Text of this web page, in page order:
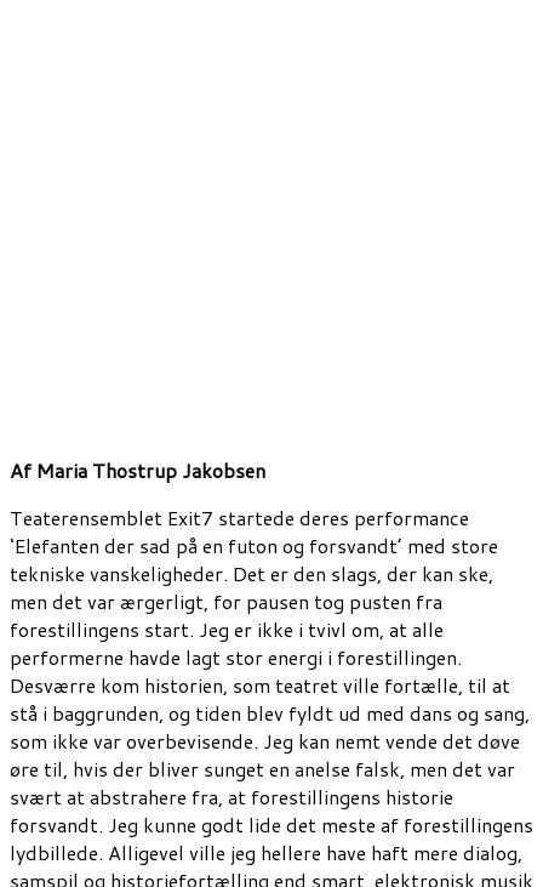
Af Maria Thostrup Jakobsen
Teaterensemblet Exit7 startede deres performance
‘Elefanten der sad på en futon og forsvandt’ med store
tekniske vanskeligheder. Det er den slags, der kan ske,
men det var ærgerligt, for pausen tog pusten fra
forestillingens start. Jeg er ikke i tvivl om, at alle
performerne havde lagt stor energi i forestillingen.
Desværre kom historien, som teatret ville fortælle, til at
stå i baggrunden, og tiden blev fyldt ud med dans og sang,
som ikke var overbevisende. Jeg kan nemt vende det døve
øre til, hvis der bliver sunget en anelse falsk, men det var
svært at abstrahere fra, at forestillingens historie
forsvandt. Jeg kunne godt lide det meste af forestillingens
lydbillede. Alligevel ville jeg hellere have haft mere dialog,
samspil og historiefortælling end smart, elektronisk musik